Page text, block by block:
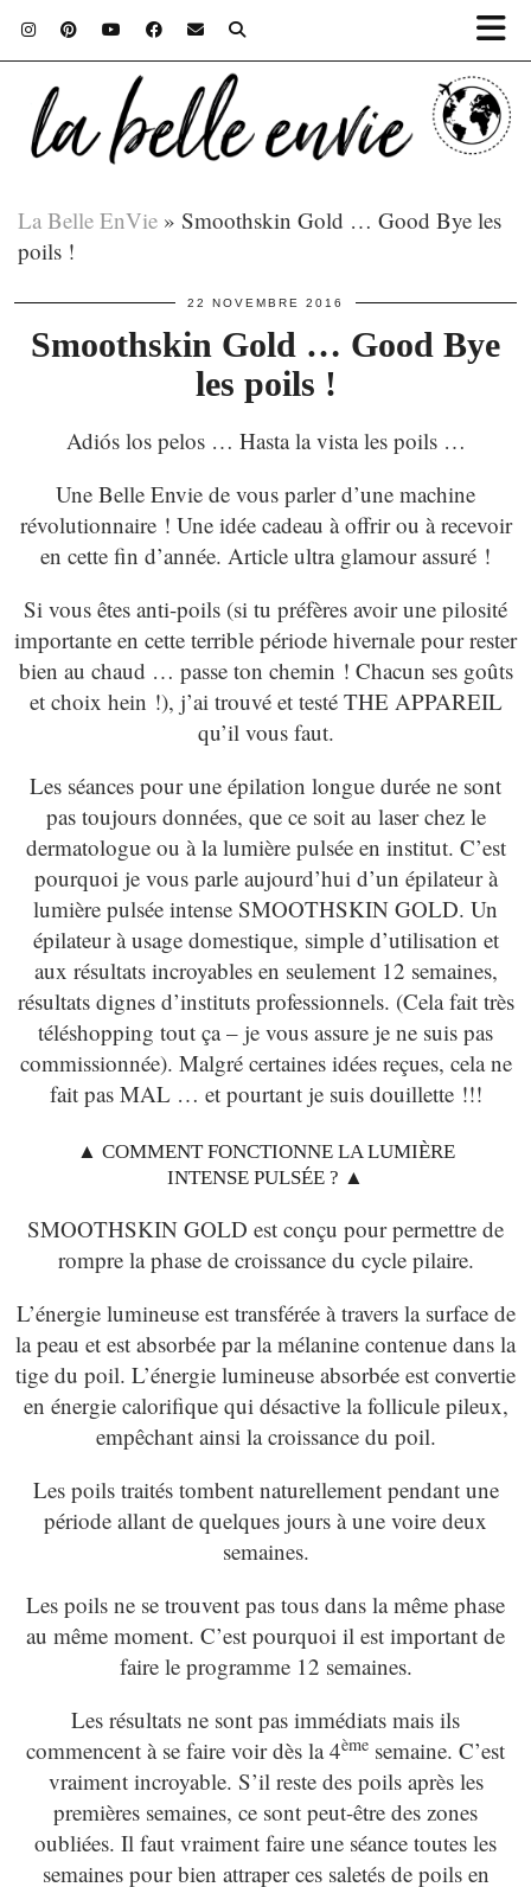
La Belle EnVie » Smoothskin Gold … Good Bye les
poils !
22 NOVEMBRE 2016
Smoothskin Gold … Good Bye
les poils !
Adiós los pelos … Hasta la vista les poils …
Une Belle Envie de vous parler d’une machine
révolutionnaire ! Une idée cadeau à offrir ou à recevoir
en cette fin d’année. Article ultra glamour assuré !
Si vous êtes anti-poils (si tu préfères avoir une pilosité
importante en cette terrible période hivernale pour rester
bien au chaud … passe ton chemin ! Chacun ses goûts
et choix hein !), j’ai trouvé et testé THE APPAREIL
qu’il vous faut.
Les séances pour une épilation longue durée ne sont
pas toujours données, que ce soit au laser chez le
dermatologue ou à la lumière pulsée en institut. C’est
pourquoi je vous parle aujourd’hui d’un épilateur à
lumière pulsée intense SMOOTHSKIN GOLD. Un
épilateur à usage domestique, simple d’utilisation et
aux résultats incroyables en seulement 12 semaines,
résultats dignes d’instituts professionnels. (Cela fait très
téléshopping tout ça – je vous assure je ne suis pas
commissionnée). Malgré certaines idées reçues, cela ne
fait pas MAL … et pourtant je suis douillette !!!
▲ COMMENT FONCTIONNE LA LUMIÈRE
INTENSE PULSÉE ? ▲
SMOOTHSKIN GOLD est conçu pour permettre de
rompre la phase de croissance du cycle pilaire.
L’énergie lumineuse est transférée à travers la surface de
la peau et est absorbée par la mélanine contenue dans la
tige du poil. L’énergie lumineuse absorbée est convertie
en énergie calorifique qui désactive la follicule pileux,
empêchant ainsi la croissance du poil.
Les poils traités tombent naturellement pendant une
période allant de quelques jours à une voire deux
semaines.
Les poils ne se trouvent pas tous dans la même phase
au même moment. C’est pourquoi il est important de
faire le programme 12 semaines.
Les résultats ne sont pas immédiats mais ils
commencent à se faire voir dès la 4ème semaine. C’est
vraiment incroyable. S’il reste des poils après les
premières semaines, ce sont peut-être des zones
oubliées. Il faut vraiment faire une séance toutes les
semaines pour bien attraper ces saletés de poils en